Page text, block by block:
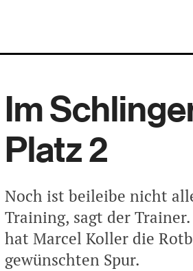
Im
Platz 2
Noch ist beileibe nicht
Training, sagt der
hat Marcel Koller die
gewünschten Spur.